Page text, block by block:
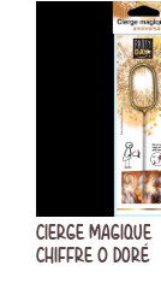
CIERGE MAGIQUE
CHIFFRE 0 DORÉ